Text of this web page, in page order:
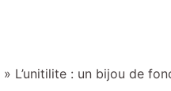
» L’unitilite : un bijou de